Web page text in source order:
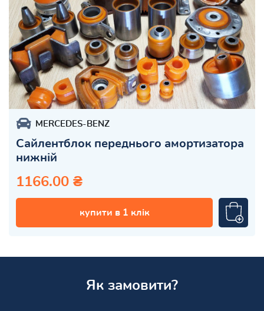
MERCEDES-BENZ
Сайлентблок переднього амортизатора
нижній
1166.00 ₴
купити в 1 клік
Як замовити?